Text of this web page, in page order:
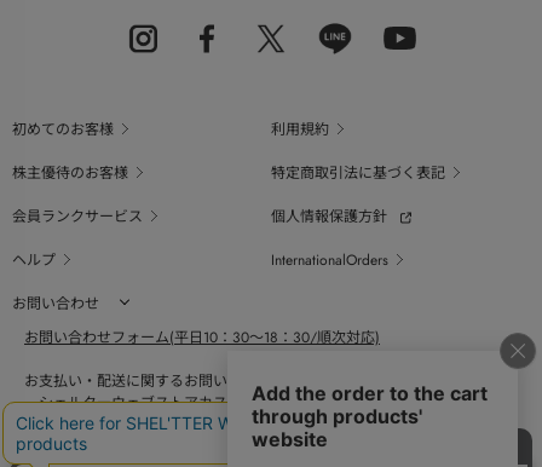
初めてのお客様
利用規約
株主優待のお客様
特定商取引法に基づく表記
会員ランクサービス
個人情報保護方針
ヘルプ
InternationalOrders
お問い合わせ
お問い合わせフォーム(平日10：30～18：30/順次対応)
お支払い・配送に関するお問い合わせ（平日10：30～18：00）
シェルターウェブストアカスタマーセンター
0800-123-6820
商品の素材、サイズ、仕様等に関するお問い合せ（平日10：30～18：00）